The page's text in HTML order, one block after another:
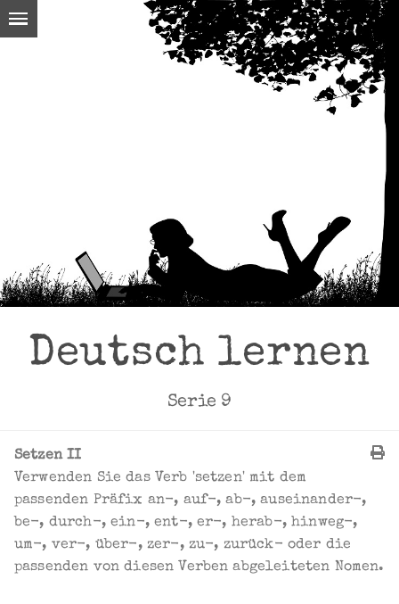
Deutsch lernen
Serie 9
Setzen II
Verwenden Sie das Verb 'setzen' mit dem
passenden Präfix an-, auf-, ab-, auseinander-,
be-, durch-, ein-, ent-, er-, herab-, hinweg-,
um-, ver-, über-, zer-, zu-, zurück- oder die
passenden von diesen Verben abgeleiteten Nomen.